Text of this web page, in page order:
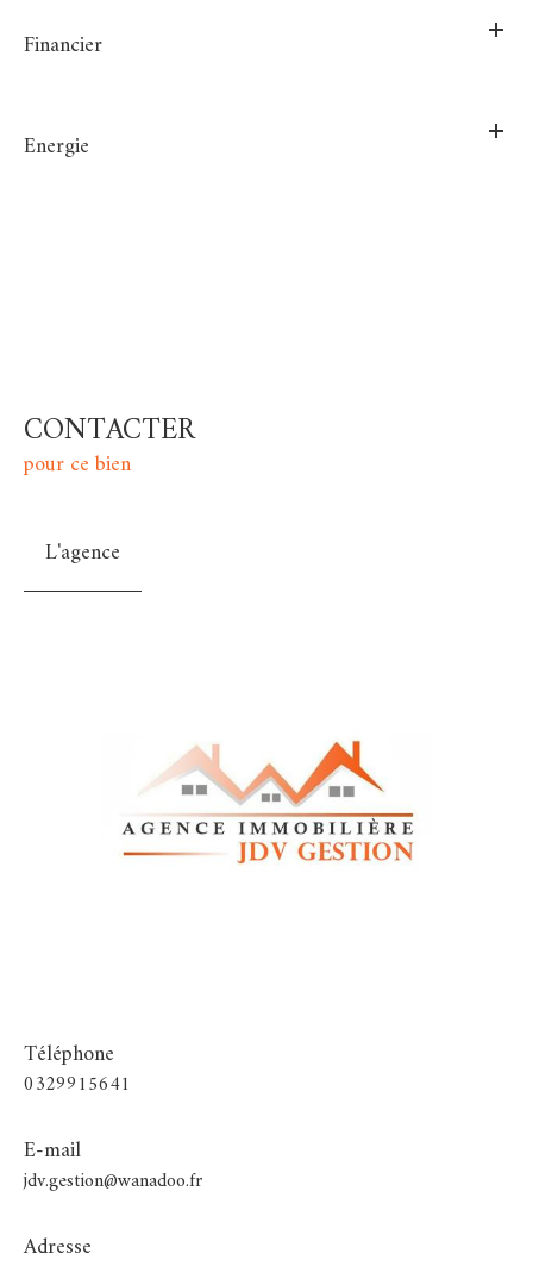
Financier
Energie
CONTACTER
pour ce bien
L'agence
Téléphone
0329915641
E-mail
jdv.gestion@wanadoo.fr
Adresse